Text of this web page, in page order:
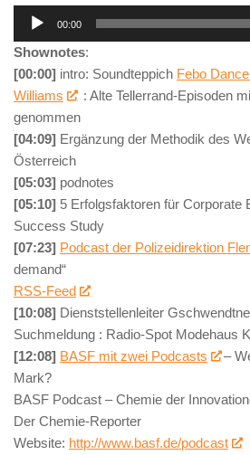
Audio-
00:00
Shownotes:
[00:00] intro: Soundteppich Febo
Williams
: Alte Tellerrand-Episoden
genommen
[04:09] Ergänzung der Methodik des
Österreich
[05:03] podnotes
[05:10] 5 Erfolgsfaktoren für Corporate
Success Study
[07:23] Podcast der Polizeidirektion
demand“
RSS-Feed
[10:08] Dienststellenleiter
Suchmeldung : Radio-Spot Modehaus
[12:08] BASF mit zwei Podcasts
–
Mark?
BASF Podcast – Chemie der
Der Chemie-Reporter
Website: http://www.basf.de/podcast